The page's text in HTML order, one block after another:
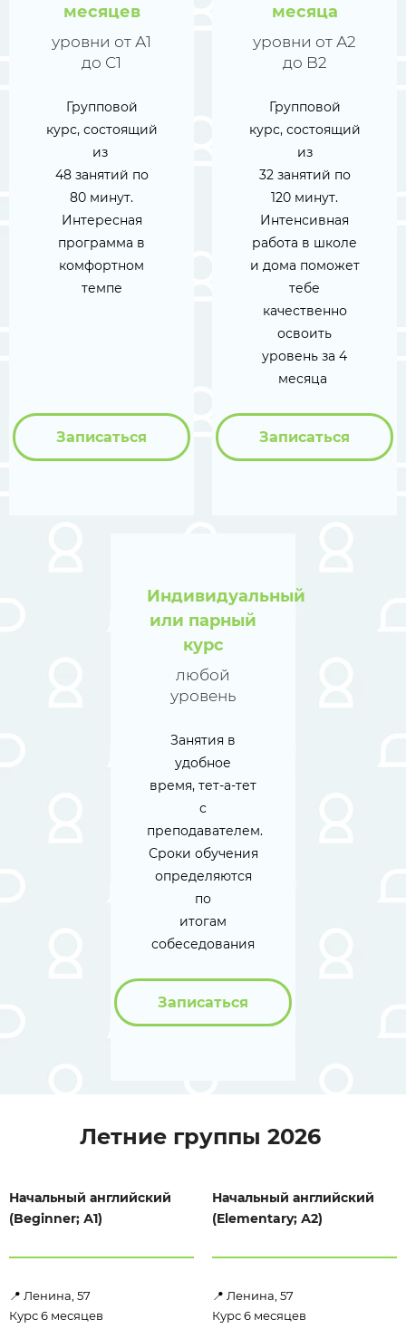
месяцев
уровни от А1
до С1
Групповой
курс, состоящий
из
48 занятий по
80 минут.
Интересная
программа в
комфортном
темпе
Записаться
месяца
уровни от А2
до B2
Групповой
курс, состоящий
из
32 занятий по
120 минут.
Интенсивная
работа в школе
и дома поможет
тебе
качественно
освоить
уровень за 4
месяца
Записаться
Индивидуальный
или парный
курс
любой
уровень
Занятия в
удобное
время, тет-а-тет
с
преподавателем.
Сроки обучения
определяются
по
итогам
собеседования
Записаться
Летние группы 2026
Начальный английский
(Beginner; А1)
📍 Ленина, 57
Курс 6 месяцев
Начальный английский
(Elementary; А2)
📍 Ленина, 57
Курс 6 месяцев